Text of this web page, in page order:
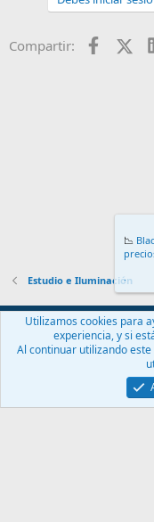
Compartir: X
Estudio e Iluminación
Español (ES)
Contáctanos
Términos y
Community platform by
📉
.
Utilizamos cookies para
experiencia, y si
Al continuar utilizando